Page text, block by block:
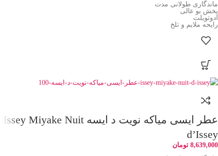
ماندگاری طولانی مدت
پخش بو عالی
ادوتویلت
رایحه ملایم و تلخ
عطر ایسی میاکه نویت د ایسه Issey Miyake Nuit
d’Issey
8,639,000 تومان